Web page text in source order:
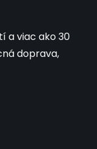
a viac ako 30
doprava,